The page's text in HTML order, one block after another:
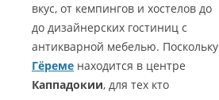
вкус, от кемпингов и хостелов до
до дизайнерских гостиниц с
антикварной мебелью. Поскольку
Гёреме находится в центре
Каппадокии, для тех кто